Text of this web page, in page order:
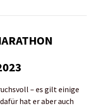
– es gilt einige
hat er aber auch